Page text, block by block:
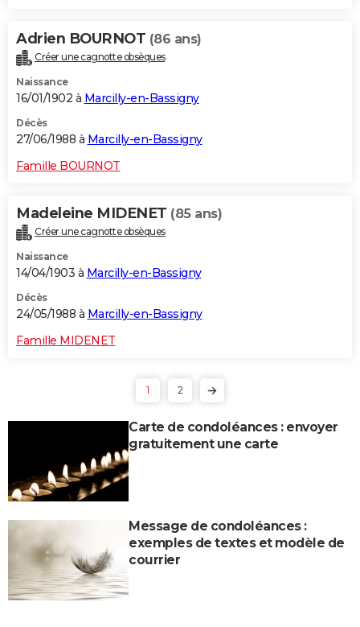
Adrien BOURNOT (86 ans)
Créer une cagnotte obsèques
Naissance
16/01/1902 à Marcilly-en-Bassigny
Décès
27/06/1988 à Marcilly-en-Bassigny
Famille BOURNOT
Madeleine MIDENET (85 ans)
Créer une cagnotte obsèques
Naissance
14/04/1903 à Marcilly-en-Bassigny
Décès
24/05/1988 à Marcilly-en-Bassigny
Famille MIDENET
1 2
Carte de condoléances : envoyer
gratuitement une carte
Message de condoléances :
exemples de textes et modèle de
courrier